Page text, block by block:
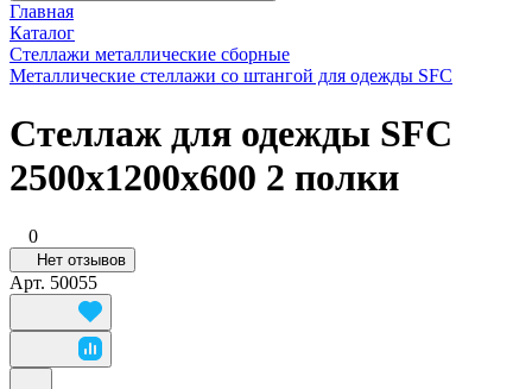
Главная
Каталог
Стеллажи металлические сборные
Металлические стеллажи со штангой для одежды SFC
Стеллаж для одежды SFC
2500х1200х600 2 полки
0
Нет отзывов
Арт. 50055